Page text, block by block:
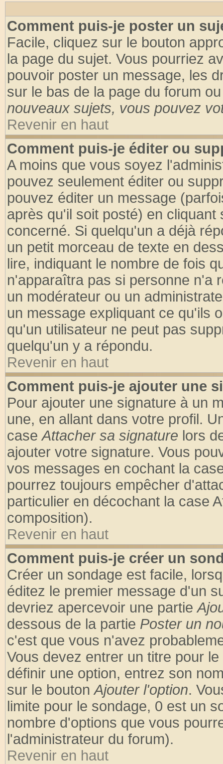
Comment puis-je poster un
Facile, cliquez sur le bouton
la page du sujet. Vous pourriez
pouvoir poster un message, les
sur le bas de la page du forum
nouveaux sujets, vous pouvez
Revenir en haut
Comment puis-je éditer ou
A moins que vous soyez
pouvez seulement éditer ou
pouvez éditer un message
après qu'il soit posté) en
concerné. Si quelqu'un a déjà
un petit morceau de texte en
lire, indiquant le nombre de fois
n'apparaîtra pas si personne n'a
un modérateur ou un
un message expliquant ce qu'ils
qu'un utilisateur ne peut pas
quelqu'un y a répondu.
Revenir en haut
Comment puis-je ajouter une
Pour ajouter une signature à un
une, en allant dans votre profil.
caseAttacher sa signature lors
ajouter votre signature. Vous
vos messages en cochant la
pourrez toujours empêcher
particulier en décochant la case
composition).
Revenir en haut
Comment puis-je créer un
Créer un sondage est facile,
éditez le premier message d'un
devriez apercevoir une partie
dessous de la partie Poster un
c'est que vous n'avez
Vous devez entrer un titre pour
définir une option, entrez son
sur le boutonAjouter l'option.
limite pour le sondage, 0 est un
nombre d'options que vous
l'administrateur du forum).
Revenir en haut